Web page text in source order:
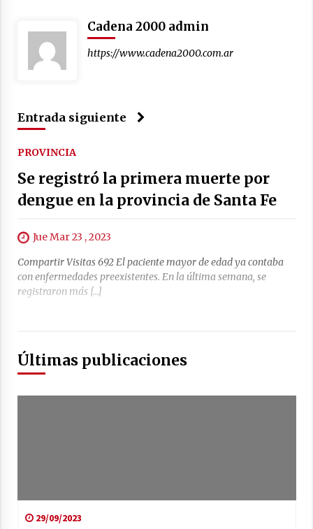
Cadena 2000 admin
https://www.cadena2000.com.ar
Entrada siguiente
PROVINCIA
Se registró la primera muerte por
dengue en la provincia de Santa Fe
Jue Mar 23 , 2023
Compartir Visitas 692 El paciente mayor de edad ya contaba
con enfermedades preexistentes. En la última semana, se
registraron más […]
Últimas publicaciones
29/09/2023